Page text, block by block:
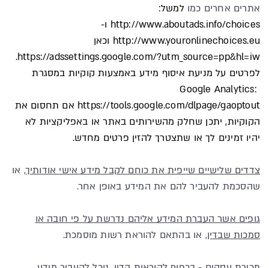
אתרים אחרים כמולמשל:
http://www.aboutads.info/choices ו-
http://www.youronlinechoices.eu וכאן
https://adssettings.google.com/?utm_source=pp&hl=iw.
לפרטים על מניעת איסוף מידע באמצעות קוקיות במסגרת
Google Analytics:
https://tools.google.com/dlpage/gaoptout אם תחסום את
הקוקיות, יתכן שחלק מהשירותים באתר או באפליקציות לא
יהיו זמינים לך או שתצטרך להזין פרטים מחדש.
צדדים שלישיים שייפית את כוחם לקבל מידע אישי אודותיך, או
שהסכמת להעביר להם את המידע באופן אחר.
גופים אשר העברת המידע אליהם נדרשת על פי חובה או
סמכות שבדין, או בהתאם להוראת רשות מוסמכת.